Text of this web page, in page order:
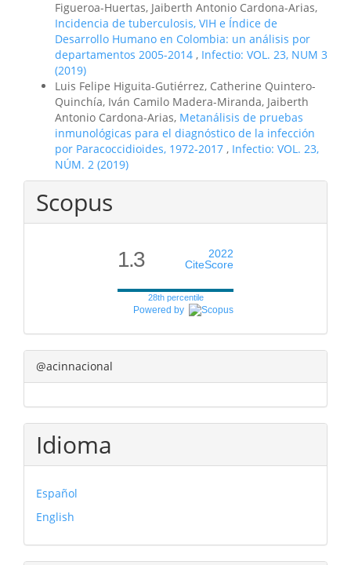
Figueroa-Huertas, Jaiberth Antonio Cardona-Arias,
Incidencia de tuberculosis, VIH e Índice de
Desarrollo Humano en Colombia: un análisis por
departamentos 2005-2014 , Infectio: VOL. 23, NUM 3
(2019)
Luis Felipe Higuita-Gutiérrez, Catherine Quintero-
Quinchía, Iván Camilo Madera-Miranda, Jaiberth
Antonio Cardona-Arias, Metanálisis de pruebas
inmunológicas para el diagnóstico de la infección
por Paracoccidioides, 1972-2017 , Infectio: VOL. 23,
NÚM. 2 (2019)
Scopus
1.3
2022
CiteScore
28th percentile
Powered by
@acinnacional
Idioma
Español
English